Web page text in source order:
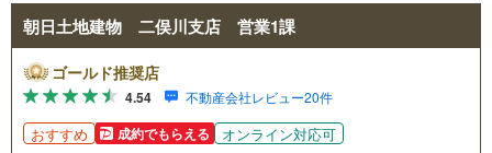
朝日土地建物 二俣川支店 営業1課
ゴールド推奨店
4.54 不動産会社レビュー20件
おすすめ 成約でもらえる オンライン対応可